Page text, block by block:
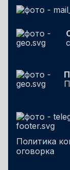
Политика
оговорка